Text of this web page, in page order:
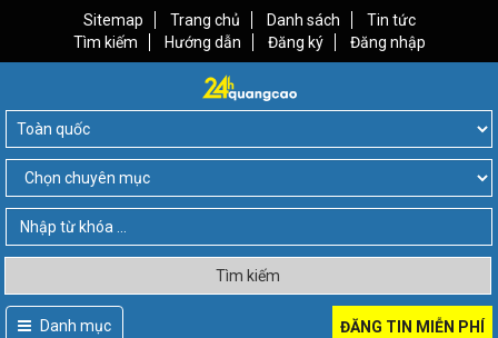
Sitemap Trang chủ Danh sách
Tin tức
Tìm kiếm
Hướng dẫn Đăng ký Đăng nhập
Tìm kiếm
Danh mục ĐĂNG TIN MIỄN PHÍ